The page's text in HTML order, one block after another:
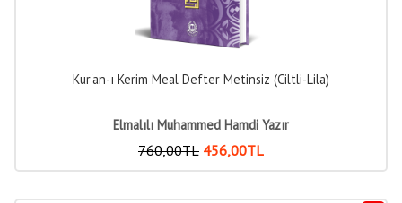
Kur'an-ı Kerim Meal Defter Metinsiz (Ciltli-Lila)
Elmalılı Muhammed Hamdi Yazır
760,00TL 456,00TL